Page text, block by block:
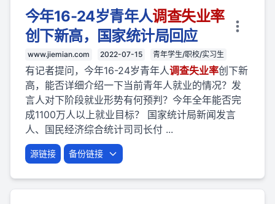
今年16-24岁青年人调查失业率
创下新高，国家统计局回应
www.jiemian.com 2022-07-15 青年学生/职校/实习生
有记者提问，今年16-24岁青年人调查失业率创下新
高，能否详细介绍一下当前青年人就业的情况？发
言人对下阶段就业形势有何预判？今年全年能否完
成1100万人以上就业目标？ 国家统计局新闻发言
人、国民经济综合统计司司长付 ...
源链接 备份链接